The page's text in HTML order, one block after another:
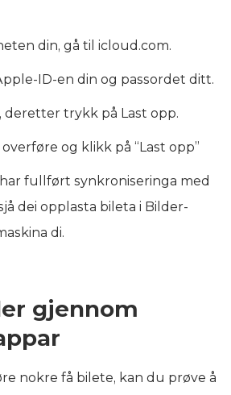
din, gå til icloud.com.
ID-en din og passordet ditt.
deretter trykk på Last opp.
og klikk på “Last opp”
fullført synkroniseringa med
dei opplasta bileta i Bilder-
di.
gjennom
nokre få bilete, kan du prøve å